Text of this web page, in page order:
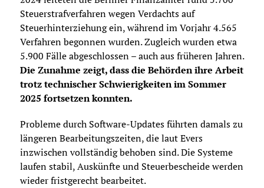
Steuerstrafverfahren wegen Verdachts auf
Steuerhinterziehung ein, während im Vorjahr 4.565
Verfahren begonnen wurden. Zugleich wurden etwa
5.900 Fälle abgeschlossen – auch aus früheren Jahren.
Die Zunahme zeigt, dass die Behörden ihre Arbeit
trotz technischer Schwierigkeiten im Sommer
2025 fortsetzen konnten.
Probleme durch Software-Updates führten damals zu
längeren Bearbeitungszeiten, die laut Evers
inzwischen vollständig behoben sind. Die Systeme
laufen stabil, Auskünfte und Steuerbescheide werden
wieder fristgerecht bearbeitet.